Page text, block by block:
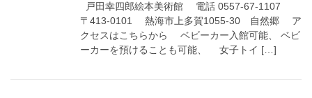
戸田幸四郎絵本美術館 電話 0557-67-1107
〒413-0101 熱海市上多賀1055-30 自然郷 ア
クセスはこちらから ベビーカー入館可能、 ベビ
ーカーを預けることも可能、 女子トイ […]